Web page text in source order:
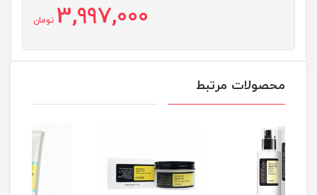
3,997,000 تومان
محصولات مرتبط